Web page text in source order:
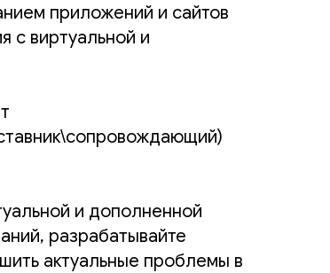
приложений и сайтов
с виртуальной и
и дополненной
разрабатывайте
актуальные проблемы в